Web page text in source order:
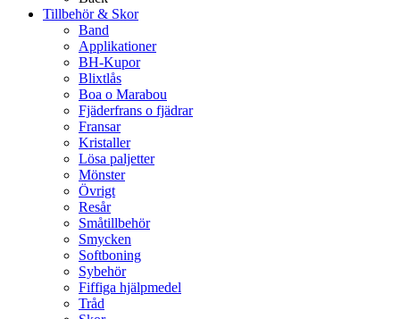
Tillbehör & Skor
Band
Applikationer
BH-Kupor
Blixtlås
Boa o Marabou
Fjäderfrans o fjädrar
Fransar
Kristaller
Lösa paljetter
Mönster
Övrigt
Resår
Småtillbehör
Smycken
Softboning
Sybehör
Fiffiga hjälpmedel
Tråd